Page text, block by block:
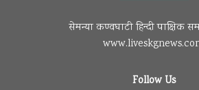
सेमन्या कण्वघाटी हिन्दी पाक्षिक
Follow Us